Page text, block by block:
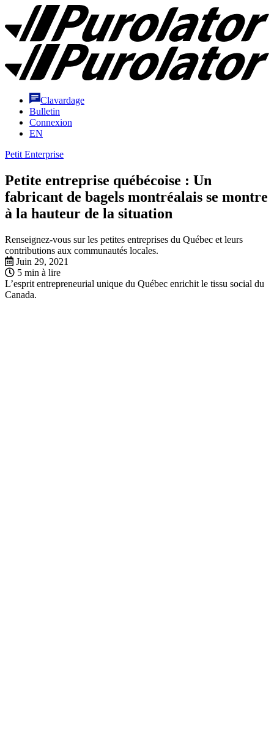
contenu
Purolator
Homepage
Clavardage
Bulletin
Connexion
EN
Petit Enterprise
Petite entreprise québécoise : Un
fabricant de bagels montréalais se montre
à la hauteur de la situation
Renseignez-vous sur les petites entreprises du Québec et leurs
contributions aux communautés locales.
Juin 29, 2021
5 min à lire
L’esprit entrepreneurial unique du Québec enrichit le tissu social du
Canada.